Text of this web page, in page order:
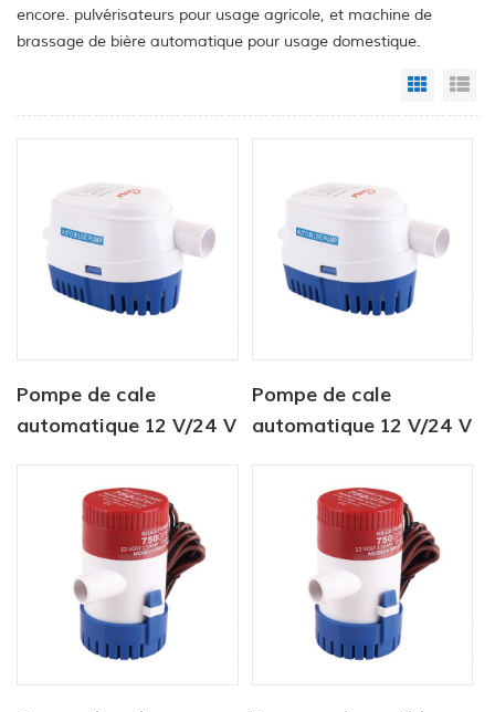
encore. pulvérisateurs pour usage agricole, et machine de
brassage de bière automatique pour usage domestique.
Grid
Pompe de cale
automatique 12 V/24 V
Pompe de cale
automatique 12 V/24 V
submersible solaire CC